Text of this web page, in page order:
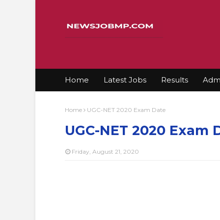
Home Latest Jobs Results
Home UGC-NET 2020 Exam Date
UGC-NET 2020 Exam
Friday, August 21, 2020